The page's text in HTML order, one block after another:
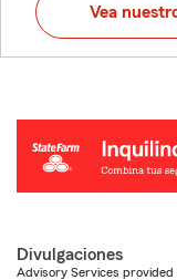
Vea
Divulgaciones
Advisory Services provided